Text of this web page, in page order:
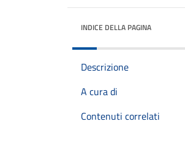
INDICE DELLA PAGINA
Descrizione
A cura di
Contenuti correlati